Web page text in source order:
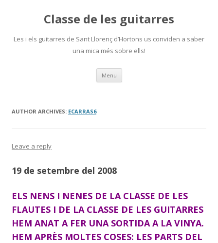
Classe de les guitarres
Les i els guitarres de Sant Llorenç d’Hortons us conviden a saber
una mica més sobre ells!
Menu Skip
content
AUTHOR ARCHIVES: ECARRAS6
Leave a reply
19 de setembre del 2008
ELS NENS I NENES DE LA CLASSE DE LES
FLAUTES I DE LA CLASSE DE LES GUITARRES
HEM ANAT A FER UNA SORTIDA A LA VINYA.
HEM APRÈS MOLTES COSES: LES PARTS DEL